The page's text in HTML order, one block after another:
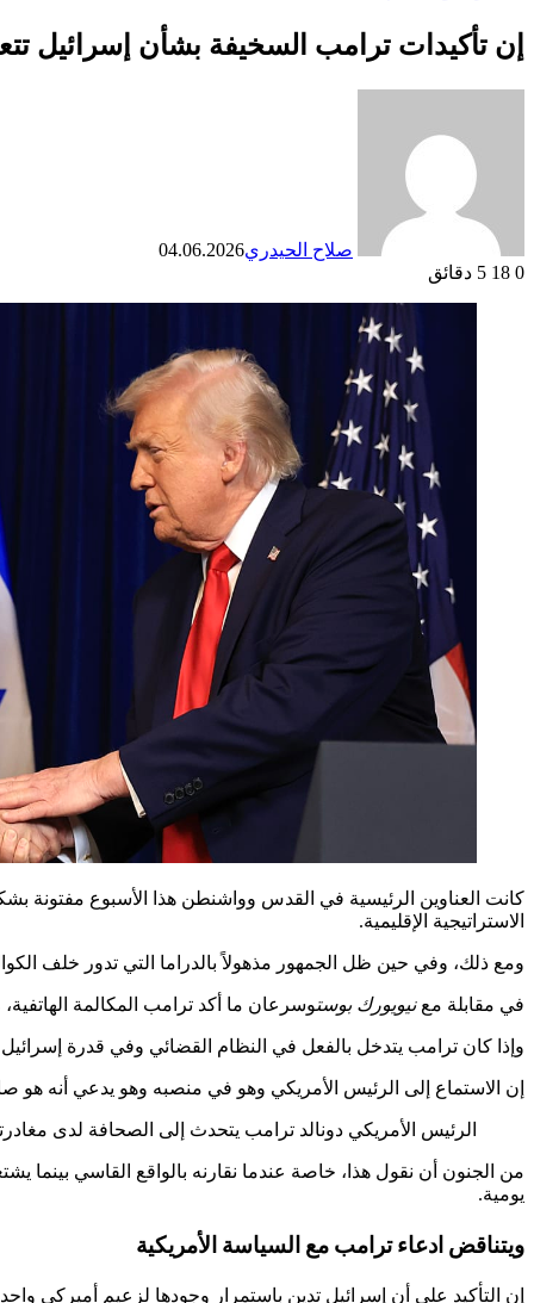
إن تأكيدات ترامب السخيفة بشأن إسرائيل
صلاح الحيدري04.06.2026
0
5 دقائق
كانت العناوين الرئيسية في القدس وواشنطن هذا الأسبوع مفتونة
الاستراتيجية الإقليمية.
ومع ذلك، وفي حين ظل الجمهور مذهولاً بالدراما التي تدور خلف
في مقابلة معنيويورك بوستوسرعان ما أكد ترامب المكالمة
وإذا كان ترامب يتدخل بالفعل في النظام القضائي وفي قدرة
إن الاستماع إلى الرئيس الأمريكي وهو في منصبه وهو يدعي أنه هو
الرئيس الأمريكي دونالد ترامب يتحدث إلى الصحافة لدى
من الجنون أن نقول هذا، خاصة عندما نقارنه بالواقع القاسي
يومية.
ويتناقض ادعاء ترامب مع السياسة الأمريكية
إن التأكيد على أن إسرائيل تدين باستمرار وجودها لزعيم أميركي